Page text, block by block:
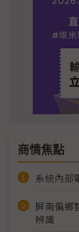
商情焦點
系統內部
屏南偏鄉
辨識